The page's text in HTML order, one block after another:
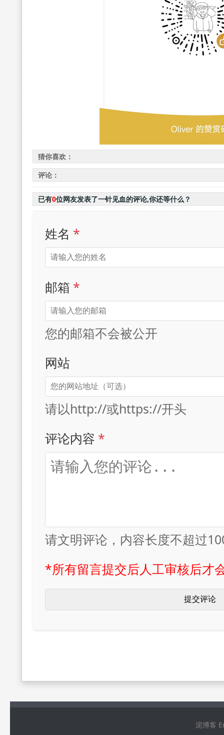
猜你喜欢：
评论：
已有0位网友发表了一针见血的评论,你还等什么？
姓名 *
邮箱 *
您的邮箱不会被公开
网站
请以http://或https://开头
评论内容 *
请文明评论，内容长度不超过
*所有留言提交后人工审核后才
泥博客